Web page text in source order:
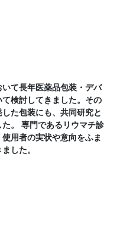
て長年医薬品包装・デバ
検討してきました。その
た包装にも、共同研究と
た。 専門であるリウマチ診
用者の実状や意向をふま
した。